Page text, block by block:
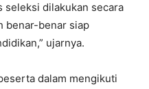
seleksi dilakukan secara
benar-benar siap
ujarnya.
dalam mengikuti